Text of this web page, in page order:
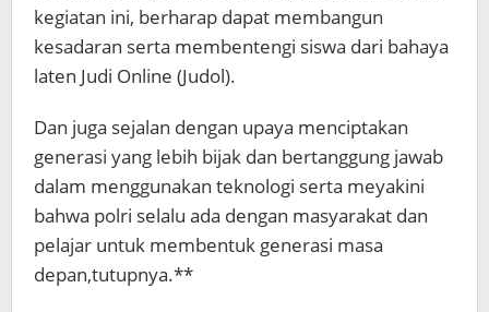
kegiatan ini, berharap dapat membangun
kesadaran serta membentengi siswa dari bahaya
laten Judi Online (Judol).
Dan juga sejalan dengan upaya menciptakan
generasi yang lebih bijak dan bertanggung jawab
dalam menggunakan teknologi serta meyakini
bahwa polri selalu ada dengan masyarakat dan
pelajar untuk membentuk generasi masa
depan,tutupnya.**